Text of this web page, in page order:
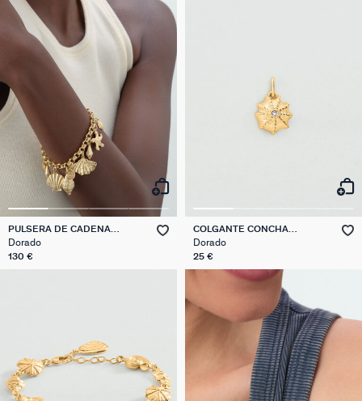
PULSERA DE CADENA
CALYPSO
Dorado
130 €
COLGANTE CONCHA
TALISMANS
Dorado
25 €